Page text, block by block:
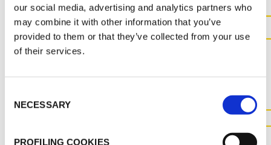
our social media, advertising and analytics partners who
may combine it with other information that you’ve
provided to them or that they’ve collected from your use
of their services.
Selection
NECESSARY
PROFILING COOKIES
CONTACTE-NOS PARA OBTER
ESTE PRODUTO